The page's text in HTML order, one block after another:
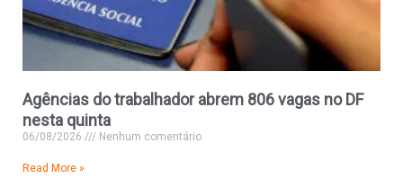
Agências do trabalhador abrem 806 vagas no DF
nesta quinta
06/08/2026 Nenhum comentário
Read More »